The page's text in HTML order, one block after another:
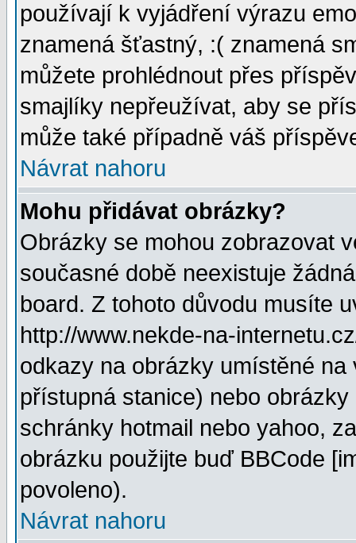
používají k vyjádření výrazu
znamená šťastný, :( znamená
můžete prohlédnout přes
smajlíky nepřeužívat, aby se
může také případně váš
Návrat nahoru
Mohu přidávat obrázky?
Obrázky se mohou zobrazovat
současné době neexistuje
board. Z tohoto důvodu musíte
http://www.nekde-na-
odkazy na obrázky umístěné
přístupná stanice) nebo
schránky hotmail nebo yahoo,
obrázku použijte buď BBCode
povoleno).
Návrat nahoru